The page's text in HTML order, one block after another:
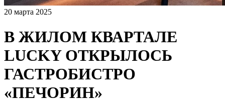
20 марта 2025
В ЖИЛОМ КВАРТАЛЕ
LUCKY ОТКРЫЛОСЬ
ГАСТРОБИСТРО
«ПЕЧОРИН»